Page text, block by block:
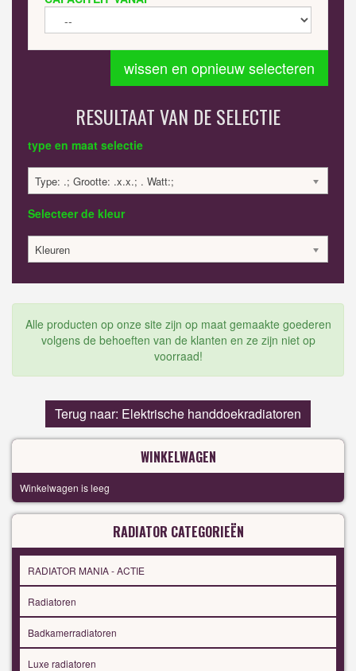
wissen en opnieuw selecteren
RESULTAAT VAN DE SELECTIE
type en maat selectie
Type: .; Grootte: .x.x.; . Watt:;
Selecteer de kleur
Kleuren
Alle producten op onze site zijn op maat gemaakte goederen
volgens de behoeften van de klanten en ze zijn niet op
voorraad!
Terug naar: Elektrische handdoekradiatoren
WINKELWAGEN
Winkelwagen is leeg
RADIATOR CATEGORIEËN
RADIATOR MANIA - ACTIE
Radiatoren
Badkamerradiatoren
Luxe radiatoren